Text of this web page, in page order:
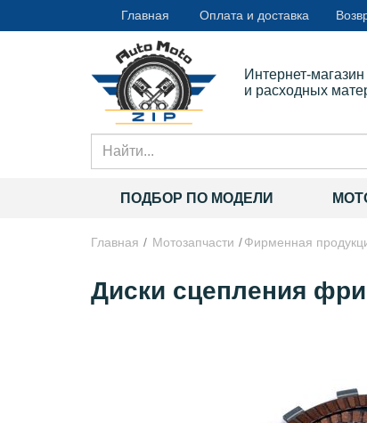
Главная Оплата и доставка
Интернет-
и расходных
ПОДБОР ПО МОДЕЛИ
Главная Мотозапчасти Фирменная
Диски сцепления